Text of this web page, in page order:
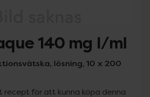
140 mg I/ml
lösning, 10 x 200
recept för att kunna köpa denna